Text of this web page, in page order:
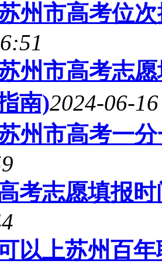
州市高考位
州市高考志
南)2024-06-
州市高考一
考志愿填报
以上苏州百